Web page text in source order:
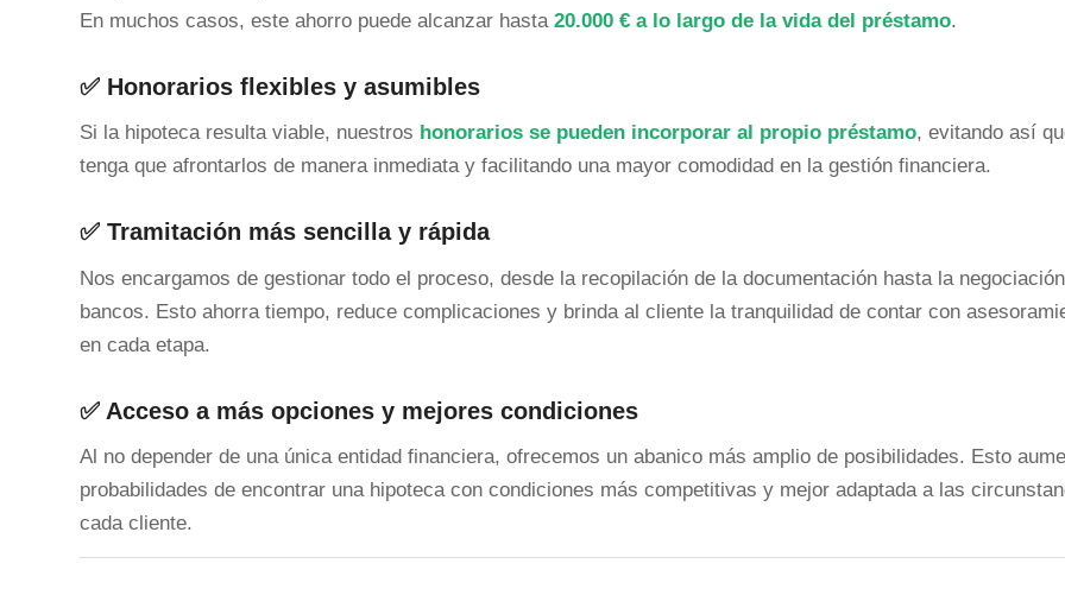
En muchos casos, este ahorro puede alcanzar hasta 20.000 € a lo largo de la vida del préstamo.
✅ Honorarios flexibles y asumibles
Si la hipoteca resulta viable, nuestros honorarios se pueden incorporar al propio préstamo, evitando así
tenga que afrontarlos de manera inmediata y facilitando una mayor comodidad en la gestión financiera.
✅ Tramitación más sencilla y rápida
Nos encargamos de gestionar todo el proceso, desde la recopilación de la documentación hasta la
bancos. Esto ahorra tiempo, reduce complicaciones y brinda al cliente la tranquilidad de contar con
en cada etapa.
✅ Acceso a más opciones y mejores condiciones
Al no depender de una única entidad financiera, ofrecemos un abanico más amplio de posibilidades. Esto
probabilidades de encontrar una hipoteca con condiciones más competitivas y mejor adaptada a las
cada cliente.